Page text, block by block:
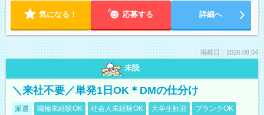
気になる！ 応募する 詳細へ
掲載日：2026.08.04
未読
＼来社不要／単発1日OK＊DMの仕分け
派遣 職種未経験OK 社会人未経験OK 大学生歓迎
ブランクOK